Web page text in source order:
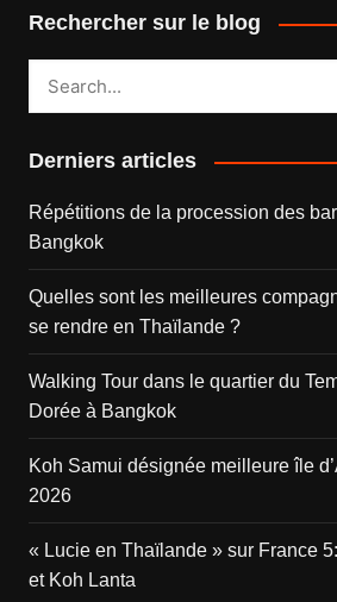
Rechercher sur le blog
Derniers articles
Répétitions de la procession des
Bangkok
Quelles sont les meilleures
se rendre en Thaïlande ?
Walking Tour dans le quartier du
Dorée à Bangkok
Koh Samui désignée meilleure île
2026
« Lucie en Thaïlande » sur France
et Koh Lanta